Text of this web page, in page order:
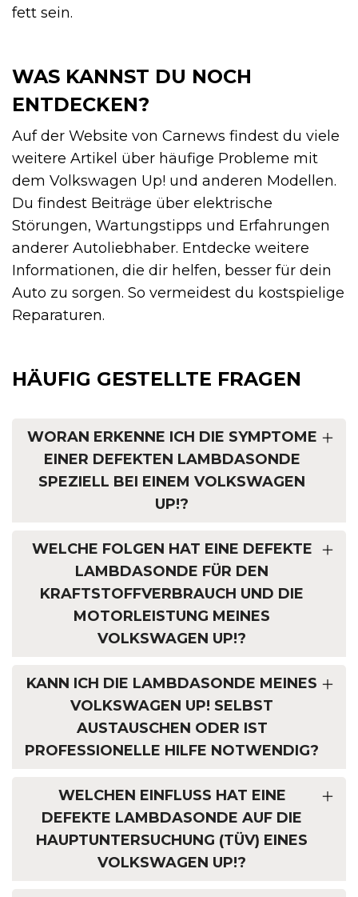
fett sein.
WAS KANNST DU NOCH
ENTDECKEN?
Auf der Website von Carnews findest du viele
weitere Artikel über häufige Probleme mit
dem Volkswagen Up! und anderen Modellen.
Du findest Beiträge über elektrische
Störungen, Wartungstipps und Erfahrungen
anderer Autoliebhaber. Entdecke weitere
Informationen, die dir helfen, besser für dein
Auto zu sorgen. So vermeidest du kostspielige
Reparaturen.
HÄUFIG GESTELLTE FRAGEN
WORAN ERKENNE ICH DIE SYMPTOME
EINER DEFEKTEN LAMBDASONDE
SPEZIELL BEI EINEM VOLKSWAGEN
UP!?
WELCHE FOLGEN HAT EINE DEFEKTE
LAMBDASONDE FÜR DEN
KRAFTSTOFFVERBRAUCH UND DIE
MOTORLEISTUNG MEINES
VOLKSWAGEN UP!?
KANN ICH DIE LAMBDASONDE MEINES
VOLKSWAGEN UP! SELBST
AUSTAUSCHEN ODER IST
PROFESSIONELLE HILFE NOTWENDIG?
WELCHEN EINFLUSS HAT EINE
DEFEKTE LAMBDASONDE AUF DIE
HAUPTUNTERSUCHUNG (TÜV) EINES
VOLKSWAGEN UP!?